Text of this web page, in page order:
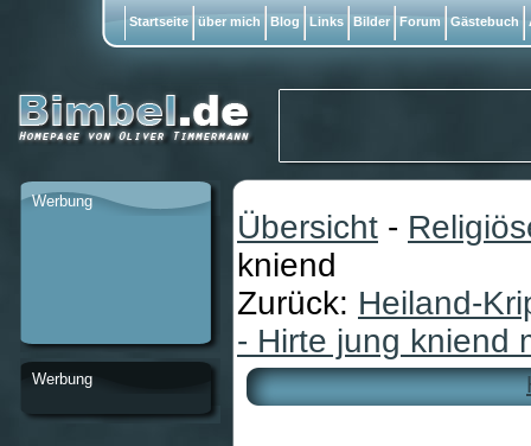
Übersicht -
kniend
Zurück: Heiland-
- Hirte jung kniend
Werbung
Werbung
Startseite über mich Blog Links Bilder Forum Gästebuch